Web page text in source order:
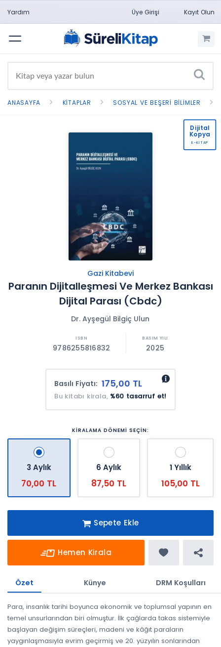
Yardım Üye Girişi Kayıt Olun
Menü
ANASAYFA KITAPLAR SOSYAL VE BEŞERI BILIMLER
Gazi Kitabevi
Paranın Dijitalleşmesi Ve Merkez Bankası
Dijital Parası (Cbdc)
Dr. Ayşegül Bilgiç Ulun
9786255816832 2025
Basılı Fiyatı: 175,00 TL
Bu kitabı kirala, %60 tasarruf et!
KİRALAMA DÖNEMİ SEÇİN:
3 Aylık
70,00 TL
6 Aylık
87,50 TL
1 Yıllık
105,00 TL
Sepete Ekle
Hemen Kirala
Özet Künye DRM Koşulları
Para, insanlık tarihi boyunca ekonomik ve toplumsal yapının en
temel unsurlarından biri olmuştur. İlk çağlarda takas sistemiyle
başlayan değişim süreçleri, madeni ve kâğıt paraların
yaygınlaşmasıyla evrim geçirmiş ve 20. yüzyılın sonlarından
Dijital
Kopya
E-KİTAP